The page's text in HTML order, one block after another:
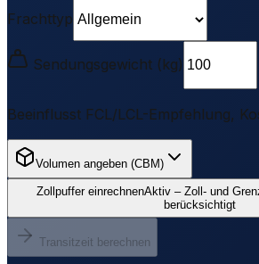
Frachttyp
Sendungsgewicht (kg)
Beeinflusst FCL/LCL-Empfehlung,
Volumen angeben (CBM)
Zollpuffer einrechnenAktiv – Zoll- und
berücksichtigt
Transitzeit berechnen